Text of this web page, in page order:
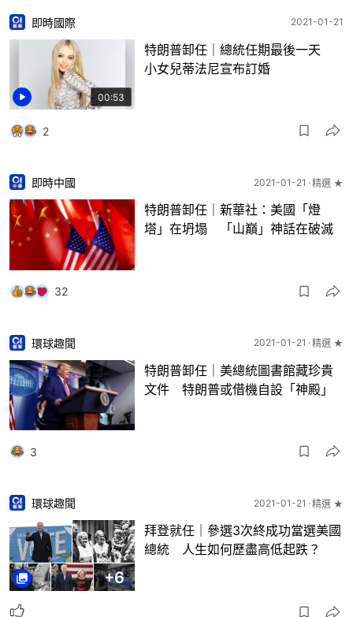
00:53
即時國際 2021-01-21
特朗普卸任｜總統任期最後一天
小女兒蒂法尼宣布訂婚
2
即時中國 2021-01-21 精選 ★
特朗普卸任｜新華社：美國「燈
塔」在坍塌 「山巔」神話在破滅
32
環球趣聞 2021-01-21 精選 ★
特朗普卸任｜美總統圖書館藏珍貴
文件 特朗普或借機自設「神殿」
3
+6
環球趣聞 2021-01-21 精選 ★
拜登就任｜參選3次終成功當選美國
總統 人生如何歷盡高低起跌？